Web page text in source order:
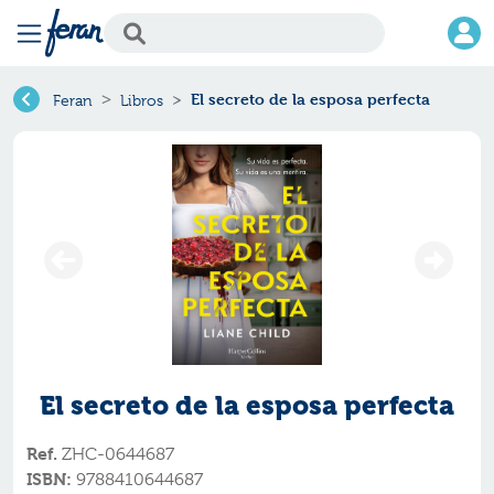
Feran Libros El secreto de la esposa perfecta
El secreto de la esposa perfecta
Ref. ZHC-0644687
ISBN: 9788410644687